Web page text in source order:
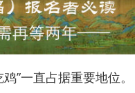
”一直占据重要地位。